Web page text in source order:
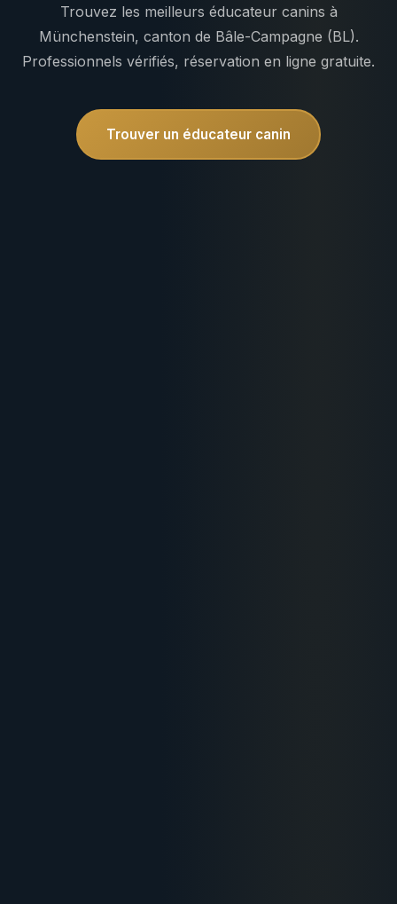
Trouvez les meilleurs éducateur canins à
Münchenstein, canton de Bâle-Campagne (BL).
Professionnels vérifiés, réservation en ligne gratuite.
Trouver un éducateur canin